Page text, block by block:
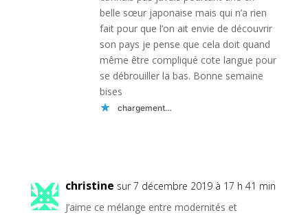
belle sœur japonaise mais qui n’a rien
fait pour que l’on ait envie de découvrir
son pays je pense que cela doit quand
même être compliqué cote langue pour
se débrouiller la bas. Bonne semaine
bises
chargement…
christine sur 7 décembre 2019 à 17 h 41 min
J’aime ce mélange entre modernités et